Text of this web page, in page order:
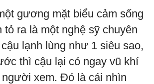
gương mặt biểu cảm sống
tỏ ra là một nghệ sỹ chuyên
lạnh lùng như 1 siêu sao,
thì cậu lại có ngay vũ khí
xem. Đó là cái nhìn